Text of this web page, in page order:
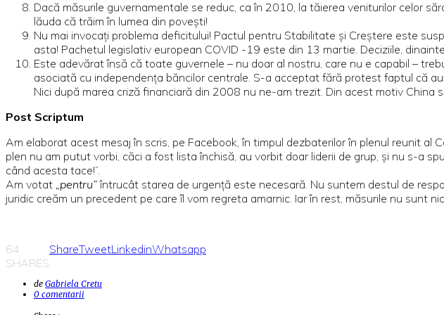
Dacă măsurile guvernamentale se reduc, ca în 2010, la tăierea veniturilor celor
lăuda că trăim în lumea din povești!
Nu mai invocați problema deficitului! Pactul pentru Stabilitate și Creștere este
asta! Pachetul legislativ european COVID -19 este din 13 martie. Deciziile,
Este adevărat însă că toate guvernele – nu doar al nostru, care nu e capabil –
asociată cu independența băncilor centrale. S-a acceptat fără protest faptul că
Nici după marea criză financiară din 2008 nu ne-am trezit. Din acest motiv China
Post Scriptum
Am elaborat acest mesaj în scris, pe Facebook, în timpul dezbaterilor în plenul reunit al
plen nu am putut vorbi, căci a fost lista închisă, au vorbit doar liderii de grup, și nu s-a
când acesta tace!”.
Am votat „pentru”întrucât starea de urgență este necesară. Nu suntem destul de
juridic creăm un precedent pe care îl vom regreta amarnic. Iar în rest, măsurile nu sunt
64
SHARES
ShareTweetLinkedinWhatsapp
de Gabriela Cretu
0 comentarii